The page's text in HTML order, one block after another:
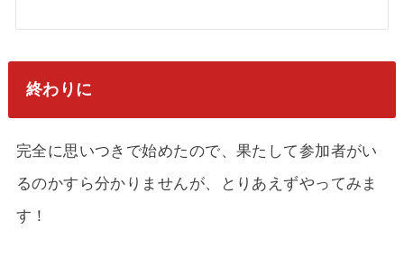
終わりに
完全に思いつきで始めたので、果たして参加者がい
るのかすら分かりませんが、とりあえずやってみま
す！